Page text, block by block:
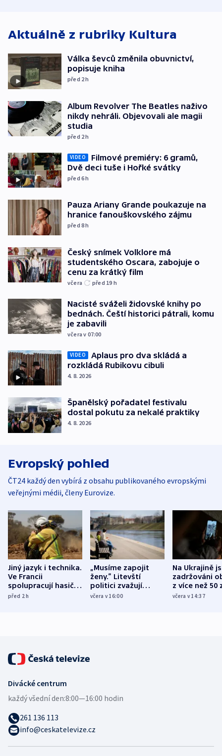
Aktuálně z rubriky Kultura
Válka ševců změnila obuvnictví,
popisuje kniha
před 2h
Album Revolver The Beatles naživo
nikdy nehráli. Objevovali ale magii
studia
před 2h
VIDEO
Filmové premiéry: 6 gramů,
Dvě deci tuše i Hořké svátky
před 6h
Pauza Ariany Grande poukazuje na
hranice fanouškovského zájmu
před 8h
Český snímek Volklore má
studentského Oscara, zabojuje o
cenu za krátký film
včera před 19 h
Nacisté sváželi židovské knihy po
bednách. Čeští historici pátrali, komu
je zabavili
včera v 07:00
VIDEO
Aplaus pro dva skládá a
rozkládá Rubikovu cibuli
4. 8. 2026
Španělský pořadatel festivalu
dostal pokutu za nekalé praktiky
4. 8. 2026
Evropský pohled
ČT24 každý den vybírá z obsahu publikovaného evropskými
veřejnými médii, členy Eurovize.
Jiný jazyk i technika.
Ve Francii
spolupracují hasiči z
různých zemí
před 2h
„Musíme zapojit
ženy.“ Litevští
politici zvažují
dohodu o
včera v 16:00
Na Ukrajině
zadržováni
z více než 50
Bojovali na
včera v 14:37
Divácké centrum
každý všední den:8:00—16:00 hodin
261 136 113
info@ceskatelevize.cz